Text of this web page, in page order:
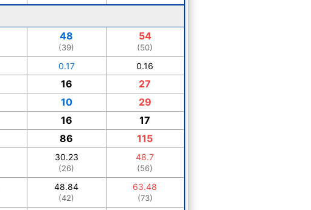
48
(39)
54
(50)
0.17 0.16
16 27
10 29
16 17
86 115
30.23
(26)
48.7
(56)
48.84
(42)
63.48
(73)